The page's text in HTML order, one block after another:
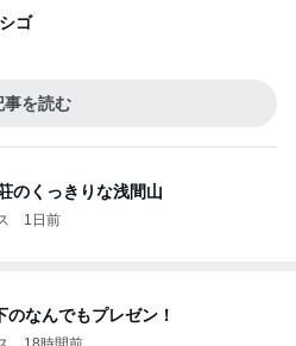
ゴ
事を読む
のくっきりな浅間山
1日前
のなんでもプレゼン！